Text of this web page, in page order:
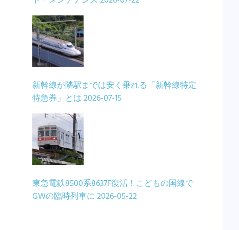
新幹線が隣駅までは安く乗れる「新幹線特定
特急券」とは2026-07-15
東急電鉄8500系8637F復活！こどもの国線で
GWの臨時列車に2026-05-22